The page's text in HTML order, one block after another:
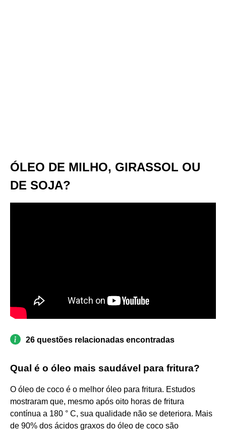
ÓLEO DE MILHO, GIRASSOL OU
DE SOJA?
26 questões relacionadas encontradas
Qual é o óleo mais saudável para fritura?
O óleo de coco é o melhor óleo para fritura. Estudos
mostraram que, mesmo após oito horas de fritura
contínua a 180 ° C, sua qualidade não se deteriora. Mais
de 90% dos ácidos graxos do óleo de coco são